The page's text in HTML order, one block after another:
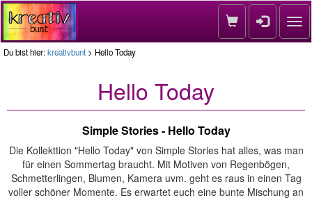
Du bist hier:kreativbunt > Hello Today
Hello Today
Simple Stories - Hello Today
Die Kollekttion "Hello Today" von Simple Stories hat alles, was man
für einen Sommertag braucht. Mit Motiven von Regenbögen,
Schmetterlingen, Blumen, Kamera uvm. geht es raus in einen Tag
voller schöner Momente. Es erwartet euch eine bunte Mischung an